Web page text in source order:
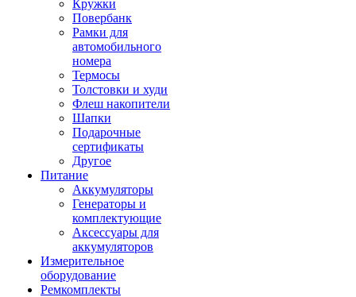
Кружки
Повербанк
Рамки для
автомобильного
номера
Термосы
Толстовки и худи
Флеш накопители
Шапки
Подарочные
сертификаты
Другое
Питание
Аккумуляторы
Генераторы и
комплектующие
Аксессуары для
аккумуляторов
Измерительное
оборудование
Ремкомплекты